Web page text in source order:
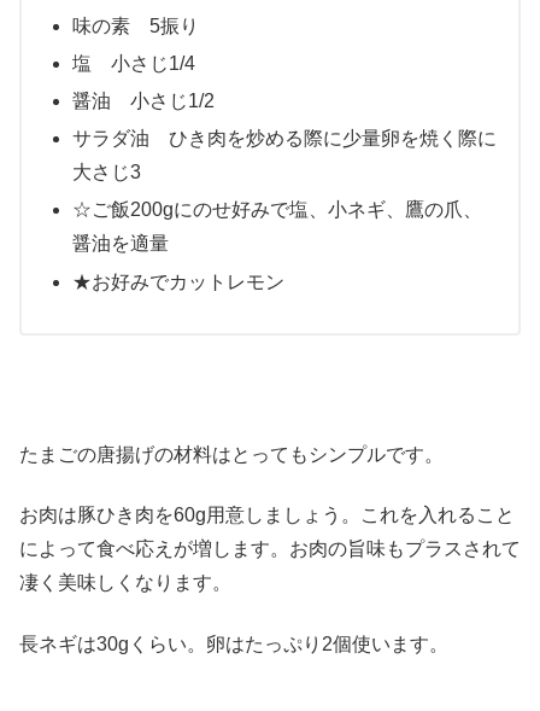
味の素 5振り
塩 小さじ1/4
醤油 小さじ1/2
サラダ油 ひき肉を炒める際に少量卵を焼く際に
大さじ3
☆ご飯200gにのせ好みで塩、小ネギ、鷹の爪、
醤油を適量
★お好みでカットレモン
たまごの唐揚げの材料はとってもシンプルです。
お肉は豚ひき肉を60g用意しましょう。これを入れること
によって食べ応えが増します。お肉の旨味もプラスされて
凄く美味しくなります。
長ネギは30gくらい。卵はたっぷり2個使います。